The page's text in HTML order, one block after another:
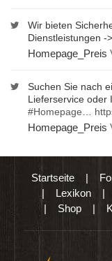
Wir bieten
Dienstleistungen ->
Homepage_Preis
Suchen Sie nach
Lieferservice oder
#Homepage
Homepage_Preis
Startseite|
| Lexikon |
| Shop |